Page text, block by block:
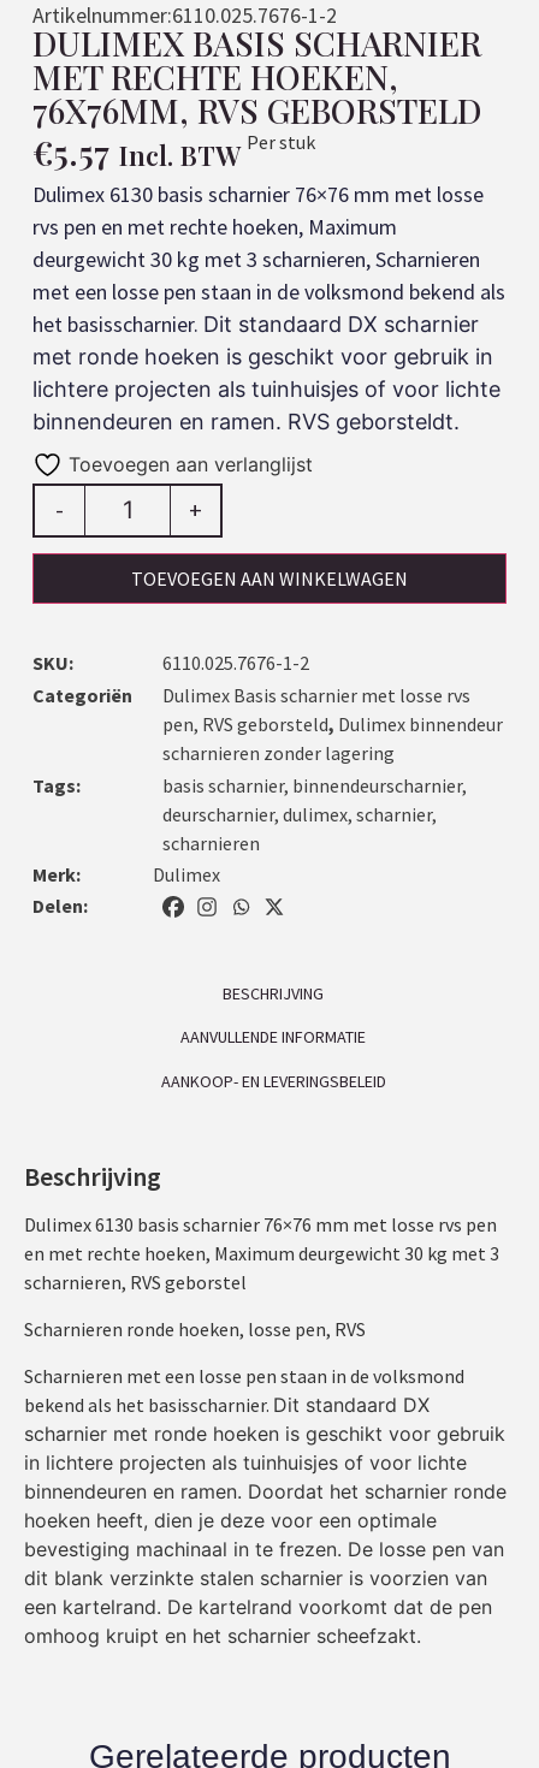
Artikelnummer:6110.025.7676-1-2
DULIMEX BASIS SCHARNIER
MET RECHTE HOEKEN,
76X76MM, RVS GEBORSTELD
€5.57 Incl. BTW Per stuk
Dulimex 6130 basis scharnier 76×76 mm met losse
rvs pen en met rechte hoeken, Maximum
deurgewicht 30 kg met 3 scharnieren, Scharnieren
met een losse pen staan in de volksmond bekend als
het basisscharnier. Dit standaard DX scharnier
met ronde hoeken is geschikt voor gebruik in
lichtere projecten als tuinhuisjes of voor lichte
binnendeuren en ramen. RVS geborsteldt.
Toevoegen aan verlanglijst
- +
TOEVOEGEN AAN WINKELWAGEN
SKU:
6110.025.7676-1-2
Categoriën
Dulimex Basis scharnier met losse rvs
pen, RVS geborsteld, Dulimex binnendeur
scharnieren zonder lagering
Tags:
basis scharnier, binnendeurscharnier,
deurscharnier, dulimex, scharnier,
scharnieren
Merk:
Dulimex
Delen:
BESCHRIJVING
AANVULLENDE INFORMATIE
AANKOOP- EN LEVERINGSBELEID
Beschrijving
Dulimex 6130 basis scharnier 76×76 mm met losse rvs pen
en met rechte hoeken, Maximum deurgewicht 30 kg met 3
scharnieren, RVS geborstel
Scharnieren ronde hoeken, losse pen, RVS
Scharnieren met een losse pen staan in de volksmond
bekend als het basisscharnier. Dit standaard DX
scharnier met ronde hoeken is geschikt voor gebruik
in lichtere projecten als tuinhuisjes of voor lichte
binnendeuren en ramen. Doordat het scharnier ronde
hoeken heeft, dien je deze voor een optimale
bevestiging machinaal in te frezen. De losse pen van
dit blank verzinkte stalen scharnier is voorzien van
een kartelrand. De kartelrand voorkomt dat de pen
omhoog kruipt en het scharnier scheefzakt.
Gerelateerde producten